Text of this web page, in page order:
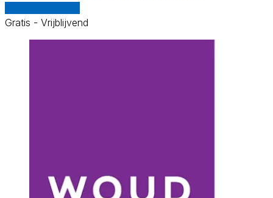
Gratis - Vrijblijvend